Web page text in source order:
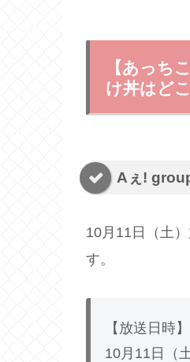
【あっち
け丼はど
Aぇ!
10月11日（土
す。
【放送日時】
10月11日（